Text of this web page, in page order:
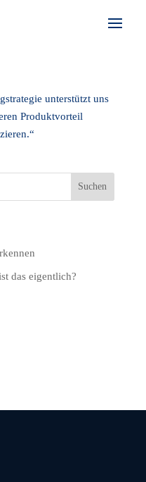
unterstützt uns
Produktvorteil
Suchen
das eigentlich?